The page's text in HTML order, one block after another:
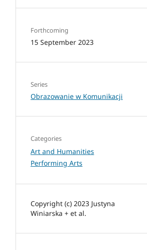
Forthcoming
15 September 2023
Series
Obrazowanie w Komunikacji
Categories
Art and Humanities
Performing Arts
Copyright (c) 2023 Justyna
Winiarska + et al.